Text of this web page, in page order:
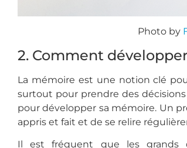
Photo by
2. Comment
La mémoire est une notion clé
surtout pour prendre des
pour développer sa mémoire. Un
appris et fait et de se relire
Il est fréquent que les grands